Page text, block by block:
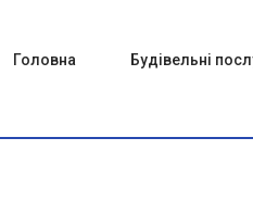
Головна Будівельні